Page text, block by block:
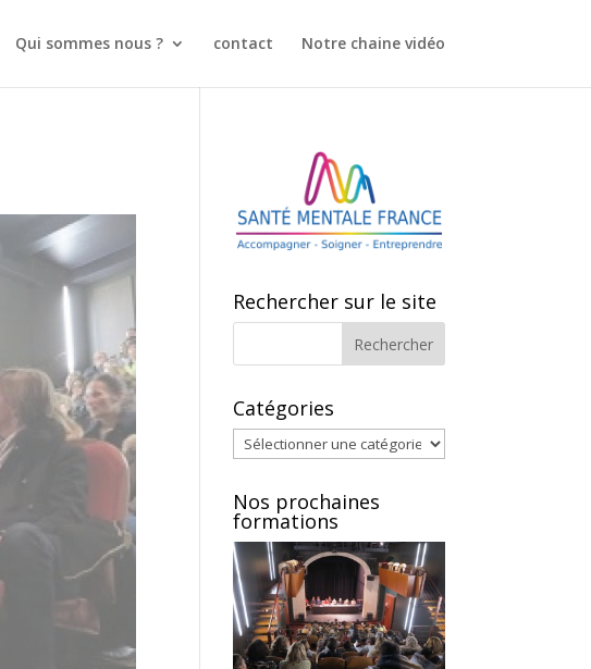
Qui sommes nous ? contact Notre chaine vidéo
Rechercher sur le site
Catégories
Catégories
Nos prochaines
formations